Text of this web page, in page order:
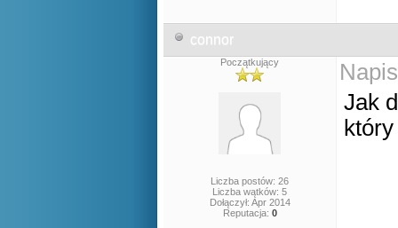
connor
Początkujący
Liczba postów: 26
Liczba wątków: 5
Dołączył: Apr 2014
Reputacja: 0
Jak